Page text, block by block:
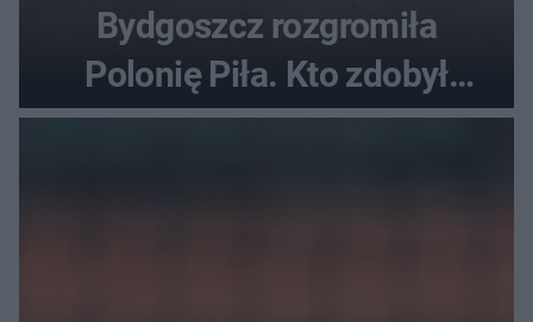
Bydgoszcz rozgromiła
Polonię Piła. Kto zdobył
najwięcej punktów?